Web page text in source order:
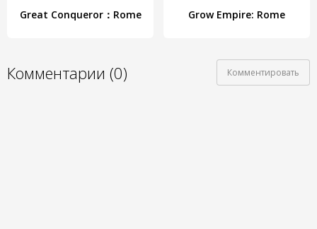
Great Conqueror：Rome Grow Empire: Rome
Комментарии (0) Комментировать